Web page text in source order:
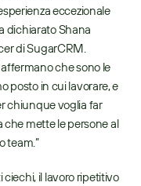
eccezionale
dichiarato Shana
di SugarCRM.
che sono le
posto in cui lavorare, e
chiunque voglia far
che mette le persone al
team.”
ciechi, il lavoro ripetitivo